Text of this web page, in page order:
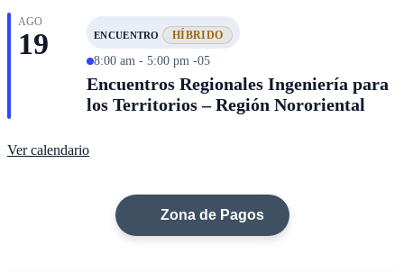
AGO
19 ENCUENTRO HÍBRIDO
8:00 am - 5:00 pm -05
Encuentros Regionales Ingeniería para
los Territorios – Región Nororiental
Ver calendario
Zona de Pagos